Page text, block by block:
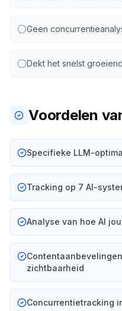
Geen
Dekt het snelst
Voordelen
Specifieke LLM-
Tracking op 7 AI-
Analyse van hoe AI
zichtbaarheid
Concurrentietracking